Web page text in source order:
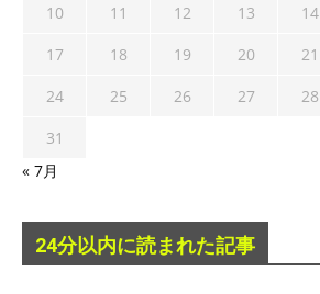
10
11 12 13 14
17
18 19 20 21
24
25 26 27 28
31
« 7月
24分以内に読まれた記事